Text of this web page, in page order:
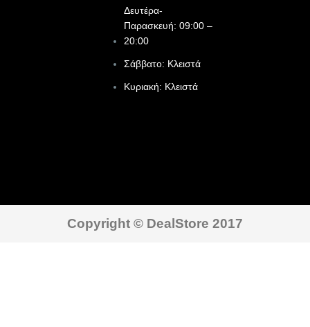
Δευτέρα-
Παρασκευή: 09:00 –
20:00
Σάββατο: Κλειστά
Κυριακή: Κλειστά
Copyright © DealStore 2017